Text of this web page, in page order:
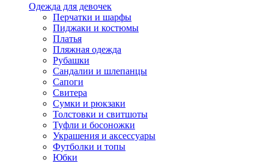
Одежда для девочек
Перчатки и шарфы
Пиджаки и костюмы
Платья
Пляжная одежда
Рубашки
Сандалии и шлепанцы
Сапоги
Свитера
Сумки и рюкзаки
Толстовки и свитшоты
Туфли и босоножки
Украшения и аксессуары
Футболки и топы
Юбки